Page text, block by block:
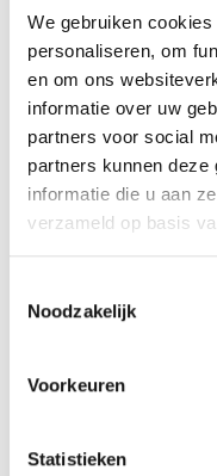
We gebruiken
personaliseren, om
en om ons
informatie over uw
partners voor social
partners kunnen deze
informatie die u aan
verzameld op basis
Noodzakelijk
Voorkeuren
Statistieken
actieradius en
hele gezin mee. De
van wat Ford
Vanaf 2030
auto’s. En dus zullen
nu, een andere
Laat de toekomst
GT smaakt als
gewicht van BEV’s in